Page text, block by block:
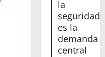
la
seguridad
es la
demanda
central